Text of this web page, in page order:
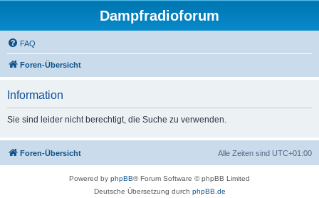
Dampfradioforum
FAQ
Foren-Übersicht
Information
Sie sind leider nicht berechtigt, die Suche zu verwenden.
Foren-Übersicht Alle Zeiten sind UTC+01:00
Powered by phpBB® Forum Software © phpBB Limited
Deutsche Übersetzung durch phpBB.de